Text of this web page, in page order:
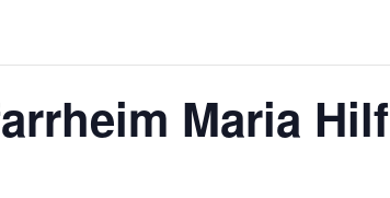
Maria Hilf